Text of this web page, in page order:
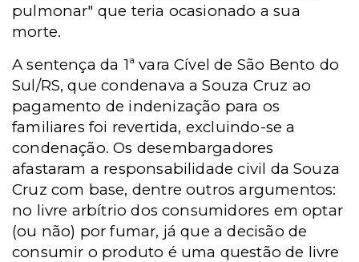
pulmonar" que teria ocasionado a sua
morte.
A sentença da 1ª vara Cível de São Bento do
Sul/RS, que condenava a Souza Cruz ao
pagamento de indenização para os
familiares foi revertida, excluindo-se a
condenação. Os desembargadores
afastaram a responsabilidade civil da Souza
Cruz com base, dentre outros argumentos:
no livre arbítrio dos consumidores em optar
(ou não) por fumar, já que a decisão de
consumir o produto é uma questão de livre